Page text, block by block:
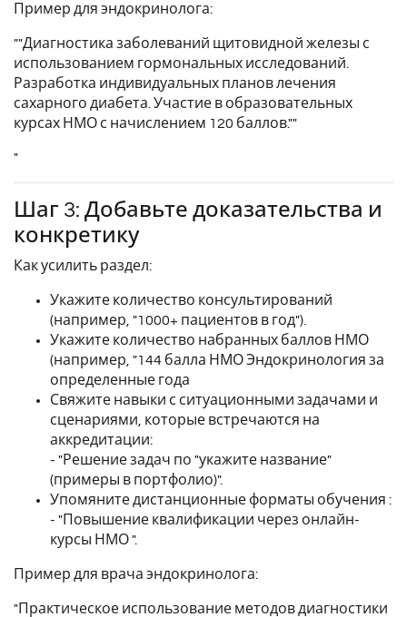
Пример для эндокринолога:
""Диагностика заболеваний щитовидной железы с
использованием гормональных исследований.
Разработка индивидуальных планов лечения
сахарного диабета. Участие в образовательных
курсах НМО с начислением 120 баллов.""
"
Шаг 3: Добавьте доказательства и
конкретику
Как усилить раздел:
Укажите количество консультирований
(например, "1000+ пациентов в год").
Укажите количество набранных баллов НМО
(например, "144 балла НМО Эндокринология за
определенные года
Свяжите навыки с ситуационными задачами и
сценариями, которые встречаются на
аккредитации:
- "Решение задач по "укажите название"
(примеры в портфолио)".
Упомяните дистанционные форматы обучения :
- "Повышение квалификации через онлайн-
курсы НМО ".
Пример для врача эндокринолога:
"Практическое использование методов диагностики